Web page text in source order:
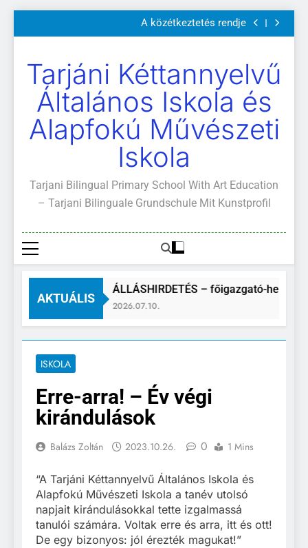
a
Szülői értekezletek 2026. május 04-14.
A közétkeztetés rendje
Kötelező és ajánlott olvasmányok
Szülői értekezletek 2026. május 04-14.
A közétkeztetés rendje
Kötelező és ajánlott olvasmányok
A Mi Világunk!
Tarjáni Kéttannyelvű
Általános Iskola és
Alapfokú Művészeti
Iskola
Tarjani Bilingual Primary School With Art Education
– Tarjani Bilinguale Grundschule Mit Kunstprofil
AKTUÁLIS
ÁLLÁSHIRDETÉS – főigazgató-helyettes
2026.07.10.
ISKOLA
Erre-arra! – Év végi
kirándulások
Balázs Zoltán 2023.10.26. 0 1 Mins
“A Tarjáni Kéttannyelvű Általános Iskola és
Alapfokú Művészeti Iskola a tanév utolsó
napjait kirándulásokkal tette izgalmassá
tanulói számára. Voltak erre és arra, itt és ott!
De egy bizonyos: jól érezték magukat!”